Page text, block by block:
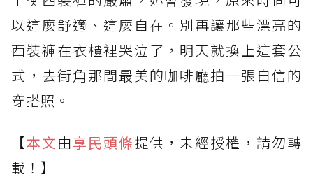
以這麼舒適、這麼自在。別再讓那些漂亮的
西裝褲在衣櫃裡哭泣了，明天就換上這套公
式，去街角那間最美的咖啡廳拍一張自信的
穿搭照。
【本文由享民頭條提供，未經授權，請勿轉
載！】